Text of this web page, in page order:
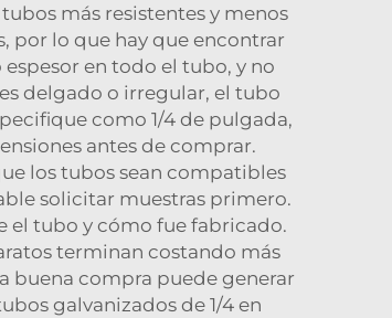
más resistentes y menos
por lo que hay que encontrar
en todo el tubo, y no
delgado o irregular, el tubo
como 1/4 de pulgada,
antes de comprar.
los tubos sean compatibles
solicitar muestras primero.
el tubo y cómo fue fabricado.
terminan costando más
buena compra puede generar
galvanizados de 1/4 en